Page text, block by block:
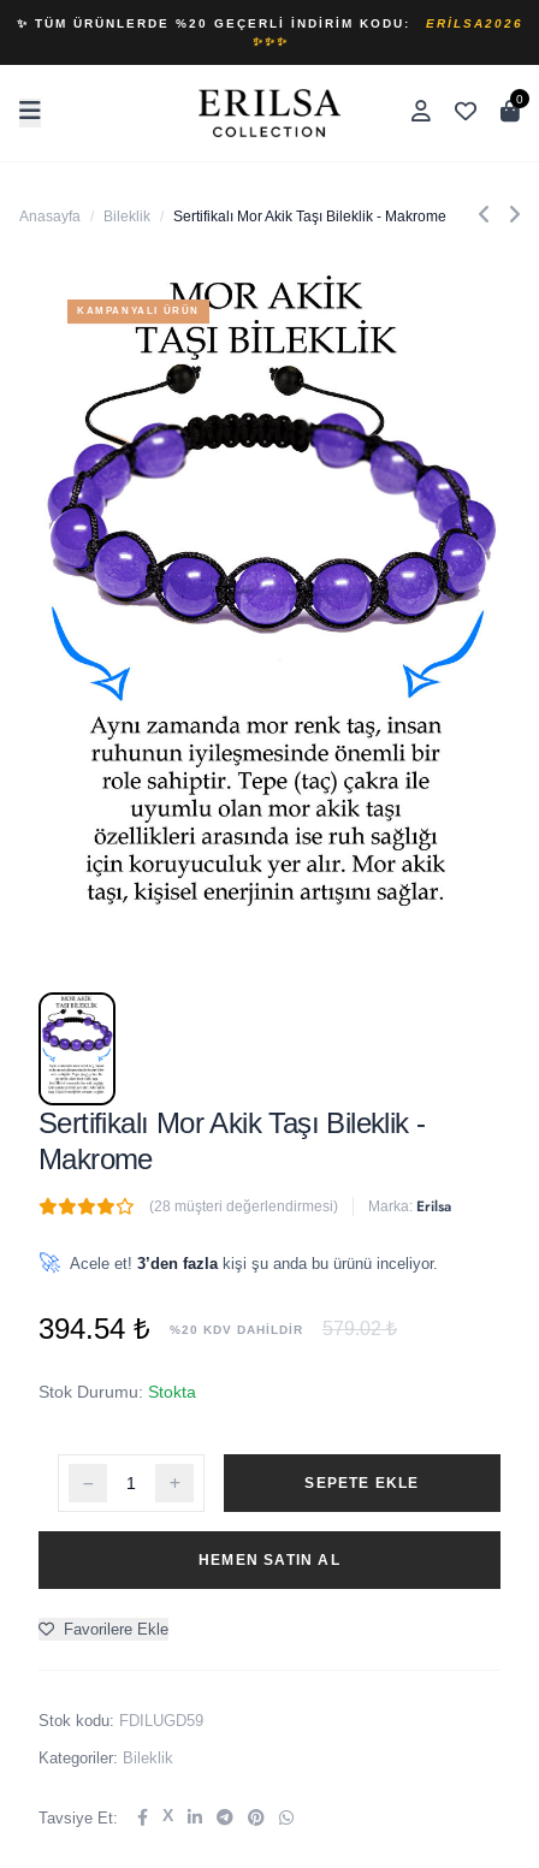
✨ TÜM ÜRÜNLERDE %20 GEÇERLI İNDIRIM KODU:
ERILSA2026
✨✨✨
0
Anasayfa / Bileklik / Sertifikalı Mor Akik Taşı Bileklik - Makrome
KAMPANYALI ÜRÜN
Sertifikalı Mor Akik Taşı Bileklik -
Makrome
(28 müşteri değerlendirmesi) Marka: Erilsa
🚀 Acele et! 3’den fazla kişi şu anda bu ürünü inceliyor.
394.54 ₺ %20 KDV DAHİLDİR 579.02 ₺
Stok Durumu: Stokta
SEPETE EKLE
HEMEN SATIN AL
Favorilere Ekle
Stok kodu: FDILUGD59
Kategoriler: Bileklik
Tavsiye Et: X